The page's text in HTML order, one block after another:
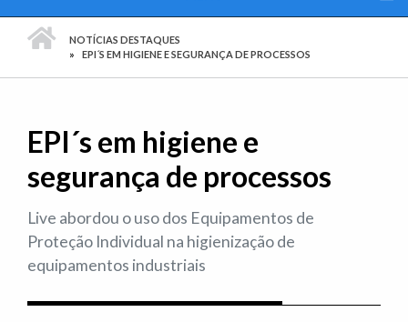
PÁGINA INICIAL
NOTÍCIAS DESTAQUES
EPI´S EM HIGIENE E SEGURANÇA DE PROCESSOS
EPI´s em higiene e
segurança de processos
Live abordou o uso dos Equipamentos de
Proteção Individual na higienização de
equipamentos industriais